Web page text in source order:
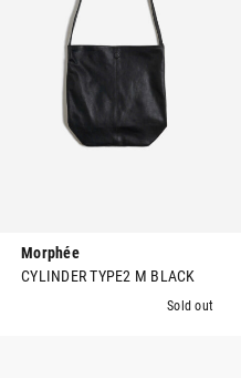
Morphée
CYLINDER TYPE2 M BLACK
Sold out